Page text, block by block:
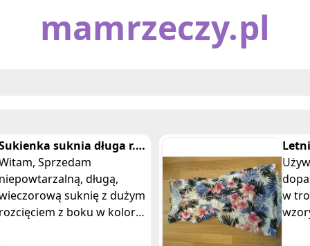
mamrzeczy.pl
suknia długa r.
karnawał studniówka
uroczy
Sprzedam
długą,
suknię z dużym
z boku w kolorze
w